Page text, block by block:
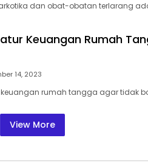
dan obat-obatan terlarang
Keuangan Rumah
14, 2023
rumah tangga agar tidak
View More